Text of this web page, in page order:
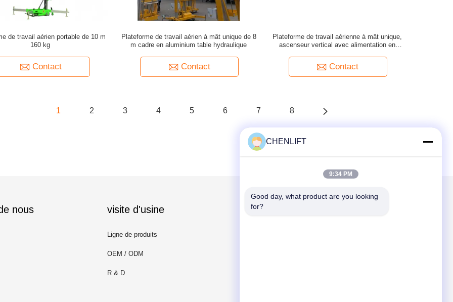
de travail aérien portable de 10 m
160 kg
Contact
Plateforme de travail aérien à mât unique de 8
m cadre en aluminium table hydraulique
Contact
Plateforme de travail aérienne à mât unique,
ascenseur vertical avec alimentation en
Contact
1 2 3 4 5 6 7 8
nous visite d'usine
Ligne de produits
OEM / ODM
R & D
Mail nous
CHENLIFT
9:34 PM
Good day, what product are you looking
for?